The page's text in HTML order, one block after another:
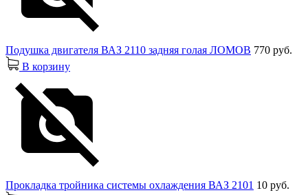
Подушка двигателя ВАЗ 2110 задняя голая ЛОМОВ 770 руб.
В корзину
Прокладка тройника системы охлаждения ВАЗ 2101 10 руб.